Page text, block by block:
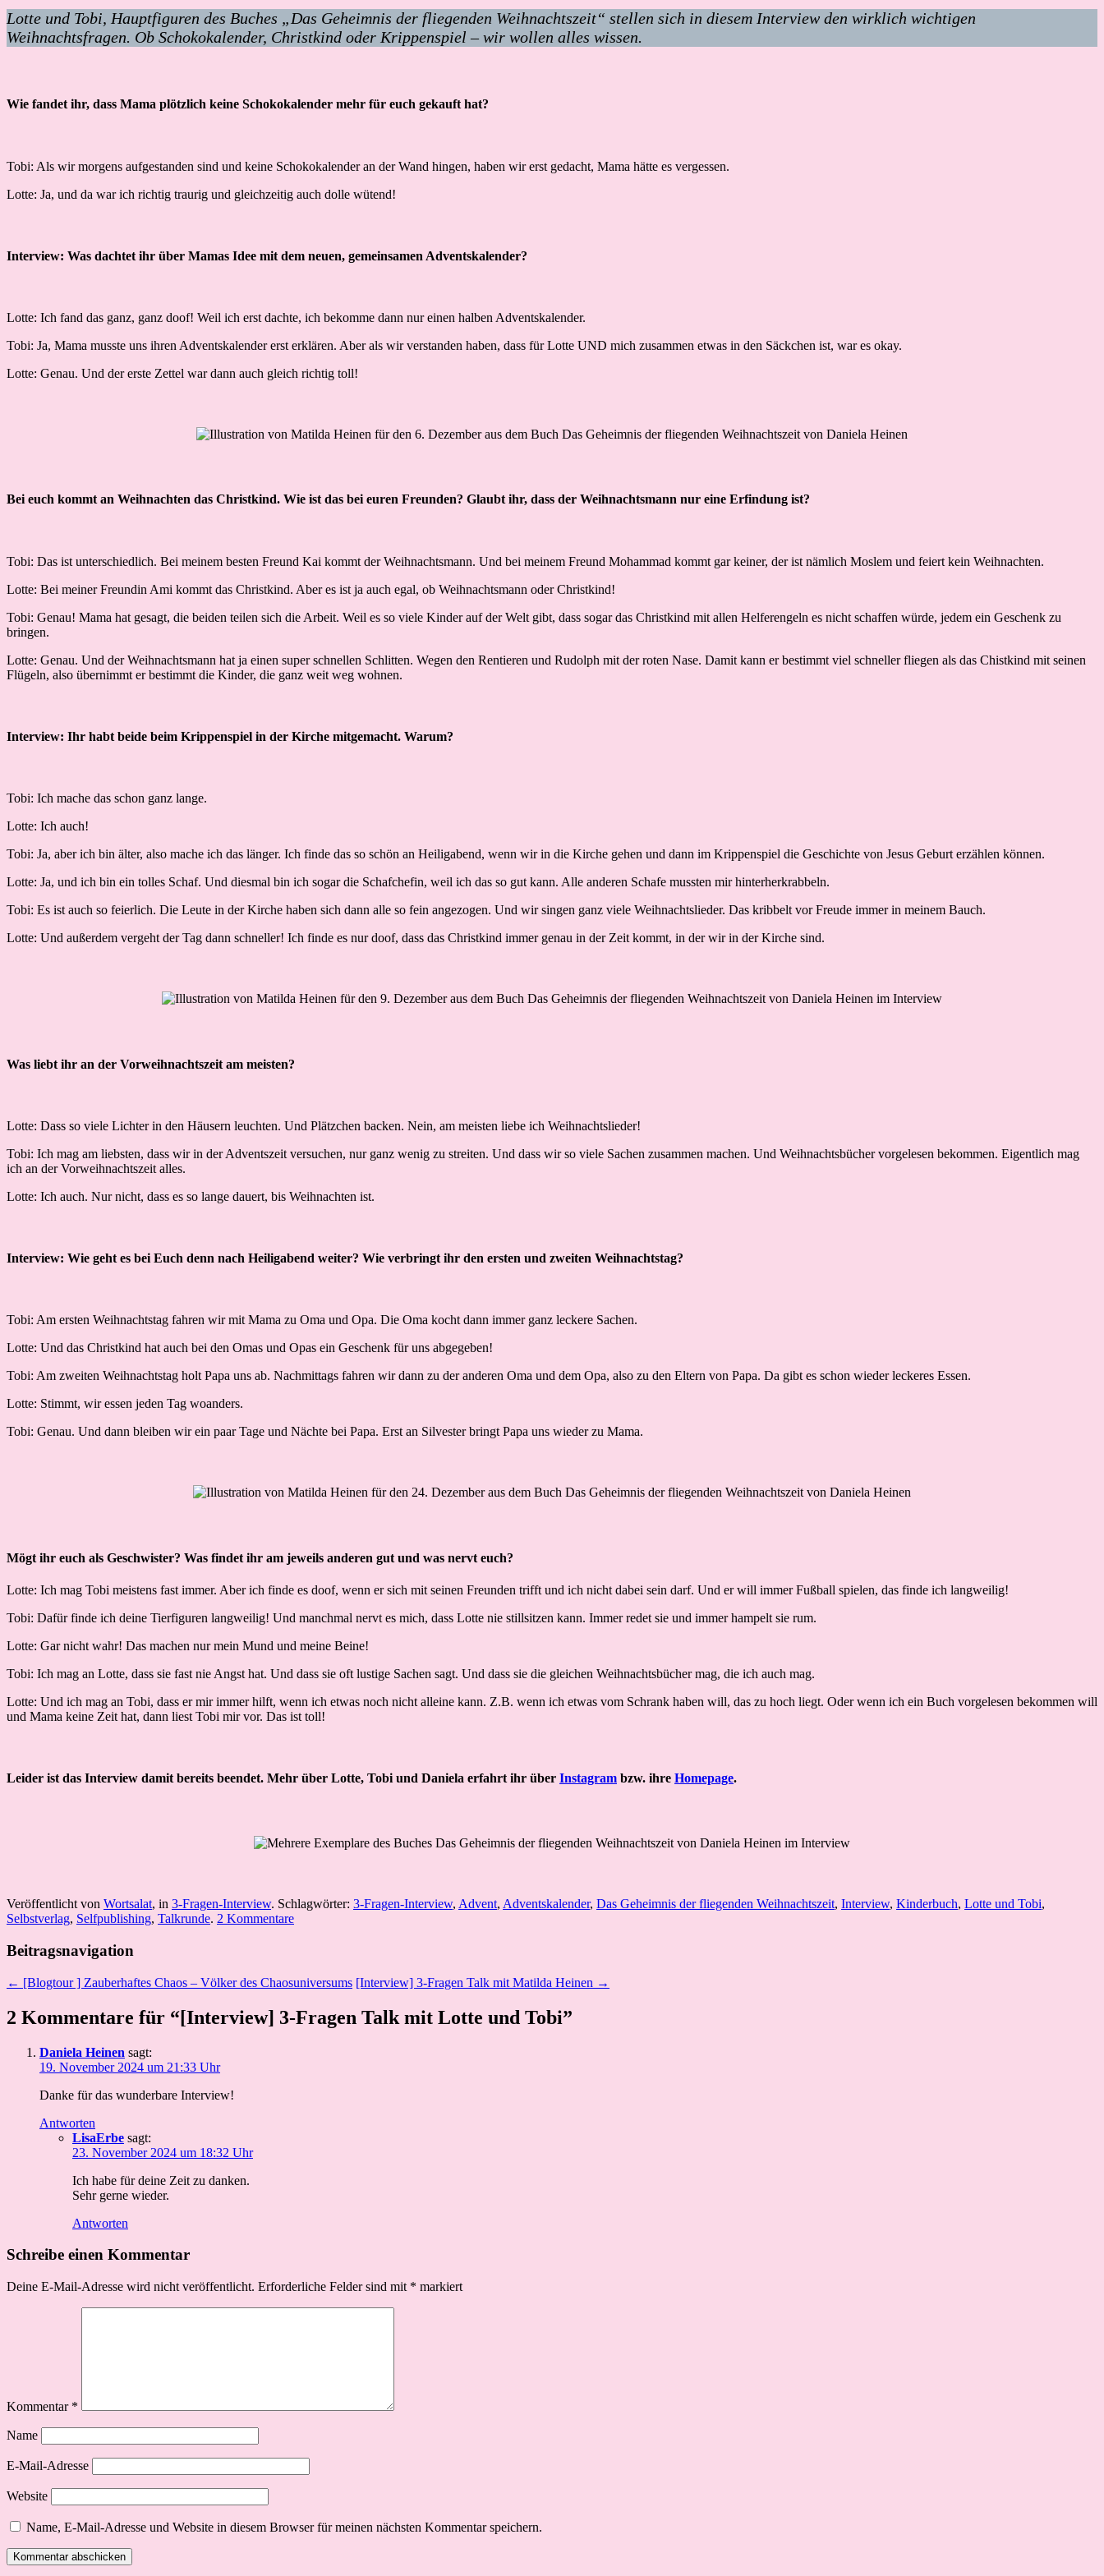
Lotte und Tobi, Hauptfiguren des Buches „Das Geheimnis der fliegenden Weihnachtszeit“ stellen sich in diesem Interview den wirklich wichtigen
Weihnachtsfragen. Ob Schokokalender, Christkind oder Krippenspiel – wir wollen alles wissen.
Wie fandet ihr, dass Mama plötzlich keine Schokokalender mehr für euch gekauft hat?
Tobi: Als wir morgens aufgestanden sind und keine Schokokalender an der Wand hingen, haben wir erst gedacht, Mama hätte es vergessen.
Lotte: Ja, und da war ich richtig traurig und gleichzeitig auch dolle wütend!
Interview: Was dachtet ihr über Mamas Idee mit dem neuen, gemeinsamen Adventskalender?
Lotte: Ich fand das ganz, ganz doof! Weil ich erst dachte, ich bekomme dann nur einen halben Adventskalender.
Tobi: Ja, Mama musste uns ihren Adventskalender erst erklären. Aber als wir verstanden haben, dass für Lotte UND mich zusammen etwas in den Säckchen ist, war es okay.
Lotte: Genau. Und der erste Zettel war dann auch gleich richtig toll!
Bei euch kommt an Weihnachten das Christkind. Wie ist das bei euren Freunden? Glaubt ihr, dass der Weihnachtsmann nur eine Erfindung ist?
Tobi: Das ist unterschiedlich. Bei meinem besten Freund Kai kommt der Weihnachtsmann. Und bei meinem Freund Mohammad kommt gar keiner, der ist nämlich Moslem und feiert kein Weihnachten.
Lotte: Bei meiner Freundin Ami kommt das Christkind. Aber es ist ja auch egal, ob Weihnachtsmann oder Christkind!
Tobi: Genau! Mama hat gesagt, die beiden teilen sich die Arbeit. Weil es so viele Kinder auf der Welt gibt, dass sogar das Christkind mit allen Helferengeln es nicht schaffen würde, jedem ein Geschenk zu
bringen.
Lotte: Genau. Und der Weihnachtsmann hat ja einen super schnellen Schlitten. Wegen den Rentieren und Rudolph mit der roten Nase. Damit kann er bestimmt viel schneller fliegen als das Chistkind mit seinen
Flügeln, also übernimmt er bestimmt die Kinder, die ganz weit weg wohnen.
Interview: Ihr habt beide beim Krippenspiel in der Kirche mitgemacht. Warum?
Tobi: Ich mache das schon ganz lange.
Lotte: Ich auch!
Tobi: Ja, aber ich bin älter, also mache ich das länger. Ich finde das so schön an Heiligabend, wenn wir in die Kirche gehen und dann im Krippenspiel die Geschichte von Jesus Geburt erzählen können.
Lotte: Ja, und ich bin ein tolles Schaf. Und diesmal bin ich sogar die Schafchefin, weil ich das so gut kann. Alle anderen Schafe mussten mir hinterherkrabbeln.
Tobi: Es ist auch so feierlich. Die Leute in der Kirche haben sich dann alle so fein angezogen. Und wir singen ganz viele Weihnachtslieder. Das kribbelt vor Freude immer in meinem Bauch.
Lotte: Und außerdem vergeht der Tag dann schneller! Ich finde es nur doof, dass das Christkind immer genau in der Zeit kommt, in der wir in der Kirche sind.
Was liebt ihr an der Vorweihnachtszeit am meisten?
Lotte: Dass so viele Lichter in den Häusern leuchten. Und Plätzchen backen. Nein, am meisten liebe ich Weihnachtslieder!
Tobi: Ich mag am liebsten, dass wir in der Adventszeit versuchen, nur ganz wenig zu streiten. Und dass wir so viele Sachen zusammen machen. Und Weihnachtsbücher vorgelesen bekommen. Eigentlich mag
ich an der Vorweihnachtszeit alles.
Lotte: Ich auch. Nur nicht, dass es so lange dauert, bis Weihnachten ist.
Interview: Wie geht es bei Euch denn nach Heiligabend weiter? Wie verbringt ihr den ersten und zweiten Weihnachtstag?
Tobi: Am ersten Weihnachtstag fahren wir mit Mama zu Oma und Opa. Die Oma kocht dann immer ganz leckere Sachen.
Lotte: Und das Christkind hat auch bei den Omas und Opas ein Geschenk für uns abgegeben!
Tobi: Am zweiten Weihnachtstag holt Papa uns ab. Nachmittags fahren wir dann zu der anderen Oma und dem Opa, also zu den Eltern von Papa. Da gibt es schon wieder leckeres Essen.
Lotte: Stimmt, wir essen jeden Tag woanders.
Tobi: Genau. Und dann bleiben wir ein paar Tage und Nächte bei Papa. Erst an Silvester bringt Papa uns wieder zu Mama.
Mögt ihr euch als Geschwister? Was findet ihr am jeweils anderen gut und was nervt euch?
Lotte: Ich mag Tobi meistens fast immer. Aber ich finde es doof, wenn er sich mit seinen Freunden trifft und ich nicht dabei sein darf. Und er will immer Fußball spielen, das finde ich langweilig!
Tobi: Dafür finde ich deine Tierfiguren langweilig! Und manchmal nervt es mich, dass Lotte nie stillsitzen kann. Immer redet sie und immer hampelt sie rum.
Lotte: Gar nicht wahr! Das machen nur mein Mund und meine Beine!
Tobi: Ich mag an Lotte, dass sie fast nie Angst hat. Und dass sie oft lustige Sachen sagt. Und dass sie die gleichen Weihnachtsbücher mag, die ich auch mag.
Lotte: Und ich mag an Tobi, dass er mir immer hilft, wenn ich etwas noch nicht alleine kann. Z.B. wenn ich etwas vom Schrank haben will, das zu hoch liegt. Oder wenn ich ein Buch vorgelesen bekommen will
und Mama keine Zeit hat, dann liest Tobi mir vor. Das ist toll!
Leider ist das Interview damit bereits beendet. Mehr über Lotte, Tobi und Daniela erfahrt ihr über Instagram bzw. ihre Homepage.
Veröffentlicht von Wortsalat, in 3-Fragen-Interview. Schlagwörter: 3-Fragen-Interview, Advent, Adventskalender, Das Geheimnis der fliegenden Weihnachtszeit, Interview, Kinderbuch, Lotte und Tobi,
Selbstverlag, Selfpublishing, Talkrunde. 2 Kommentare
Beitragsnavigation
← [Blogtour ] Zauberhaftes Chaos – Völker des Chaosuniversums [Interview] 3-Fragen Talk mit Matilda Heinen →
2 Kommentare für “[Interview] 3-Fragen Talk mit Lotte und Tobi”
Daniela Heinen sagt:
19. November 2024 um 21:33 Uhr
Danke für das wunderbare Interview!
Antworten
LisaErbe sagt:
23. November 2024 um 18:32 Uhr
Ich habe für deine Zeit zu danken.
Sehr gerne wieder.
Antworten
Schreibe einen Kommentar
Deine E-Mail-Adresse wird nicht veröffentlicht. Erforderliche Felder sind mit * markiert
Kommentar *
Name
E-Mail-Adresse
Website
Name, E-Mail-Adresse und Website in diesem Browser für meinen nächsten Kommentar speichern.